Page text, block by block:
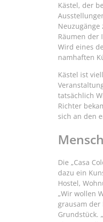
Kästel, der
Räumen der
Wird eines
namhaften
Kästel ist
tatsächlich
Richter
sich an den
Die „Casa
dazu ein
Hostel,
„Wir wollen
grausam
Grundstück.